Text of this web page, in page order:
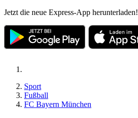
Jetzt die neue Express-App herunterladen!
Sport
Fußball
FC Bayern München